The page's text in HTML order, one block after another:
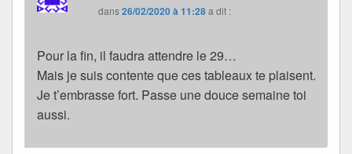
dans26/02/2020 à 11:28a dit :
Pour la fin, il faudra attendre le 29…
Mais je suis contente que ces tableaux te plaisent.
Je t’embrasse fort. Passe une douce semaine toi
aussi.